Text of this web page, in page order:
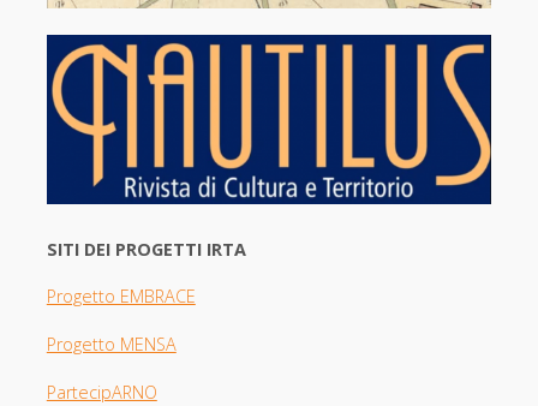
SITI DEI PROGETTI IRTA
Progetto EMBRACE
Progetto MENSA
PartecipARNO